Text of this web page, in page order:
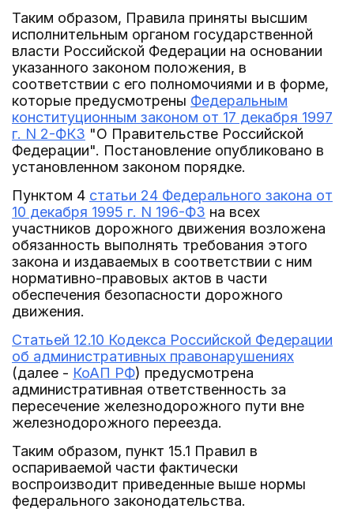
Таким образом, Правила приняты высшим
исполнительным органом государственной
власти Российской Федерации на основании
указанного законом положения, в
соответствии с его полномочиями и в форме,
которые предусмотрены Федеральным
конституционным законом от 17 декабря 1997
г. N 2-ФКЗ "О Правительстве Российской
Федерации". Постановление опубликовано в
установленном законом порядке.
Пунктом 4 статьи 24 Федерального закона от
10 декабря 1995 г. N 196-ФЗ на всех
участников дорожного движения возложена
обязанность выполнять требования этого
закона и издаваемых в соответствии с ним
нормативно-правовых актов в части
обеспечения безопасности дорожного
движения.
Статьей 12.10 Кодекса Российской Федерации
об административных правонарушениях
(далее - КоАП РФ) предусмотрена
административная ответственность за
пересечение железнодорожного пути вне
железнодорожного переезда.
Таким образом, пункт 15.1 Правил в
оспариваемой части фактически
воспроизводит приведенные выше нормы
федерального законодательства.